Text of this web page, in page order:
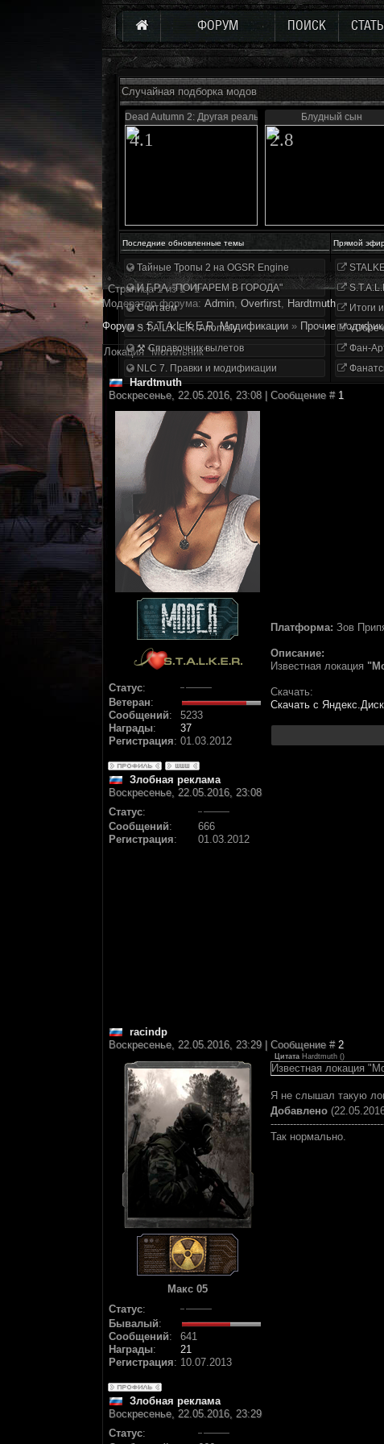
ФОРУМ ПОИСК
Случайная подборка модов
Dead Autumn 2: Другая реальность
4.1
Блудный сын
2.8
Последние обновленные темы Прямой
Тайные Тропы 2 на OGSR Engine
И.Г.Р.А. "ПОИГАРЕМ В ГОРОДА"
Считаем
S.T.A.L.K.E.R. Anomaly
⚒ Справочник вылетов
NLC 7. Правки и модификации
Итоги
Фан-
Страница1из1
1
Модератор форума: Аdmin, Overfirst, Hardtmuth
Форум » S.T.A.L.K.E.R. Модификации » Прочие
Локация "Могильник"
Hardtmuth
Воскресенье, 22.05.2016, 23:08 | Сообщение # 1
Статус:
Ветеран:
Сообщений:
5233
Награды:
37
Регистрация: 01.03.2012
Платформа: Зов
Описание:
Известная локация
Скачать:
Скачать с Яндекс.Диск
Злобная реклама
Воскресенье, 22.05.2016, 23:08
Статус:
Сообщений:
666
Регистрация: 01.03.2012
racindp
Воскресенье, 22.05.2016, 23:29 | Сообщение # 2
Макс 05
Статус:
Бывалый:
Сообщений:
641
Награды:
21
Регистрация: 10.07.2013
Цитата Hardtmuth ()
Известная локация
Я не слышал такую
Добавлено
Так нормально.
Злобная реклама
Воскресенье, 22.05.2016, 23:29
Статус: